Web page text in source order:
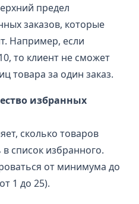
предел
заказов, которые
Например, если
то клиент не сможет
товара за один заказ.
избранных
сколько товаров
список избранного.
от минимума до
1 до 25).